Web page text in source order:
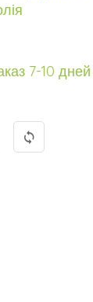
7-10 дней